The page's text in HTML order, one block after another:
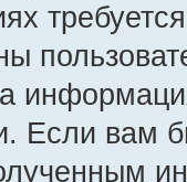
Если вам